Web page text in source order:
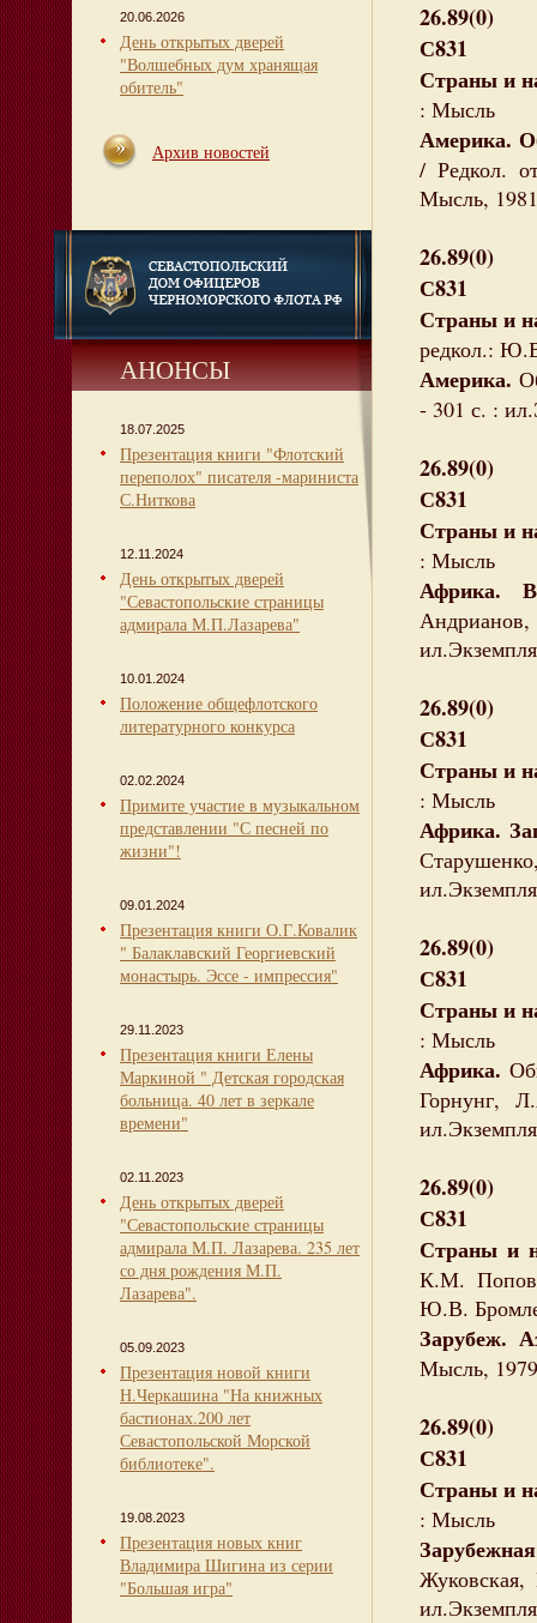
20.06.2026
День открытых дверей
"Волшебных дум хранящая
обитель"
Архив новостей
АНОНСЫ
18.07.2025
Презентация книги "Флотский
переполох" писателя -мариниста
С.Ниткова
12.11.2024
День открытых дверей
"Севастопольские страницы
адмирала М.П.Лазарева"
10.01.2024
Положение общефлотского
литературного конкурса
02.02.2024
Примите участие в музыкальном
представлении "С песней по
жизни"!
09.01.2024
Презентация книги О.Г.Ковалик
" Балаклавский Георгиевский
монастырь. Эссе - импрессия"
29.11.2023
Презентация книги Елены
Маркиной " Детская городская
больница. 40 лет в зеркале
времени"
02.11.2023
День открытых дверей
"Севастопольские страницы
адмирала М.П. Лазарева. 235 лет
со дня рождения М.П.
Лазарева".
05.09.2023
Презентация новой книги
Н.Черкашина "На книжных
бастионах.200 лет
Севастопольской Морской
библиотеке".
19.08.2023
Презентация новых книг
Владимира Шигина из серии
"Большая игра"
26.89(0)
С831
Страны и
: Мысль
Америка.
/ Редкол.
Мысль,
26.89(0)
С831
Страны и
редкол.:
Америка.
- 301 с. :
26.89(0)
С831
Страны и
: Мысль
Африка.
26.89(0)
С831
Страны и
: Мысль
Африка.
26.89(0)
С831
Страны и
: Мысль
Африка.
Горнунг,
26.89(0)
С831
Страны и
К.М.
Ю.В.
Зарубеж.
Мысль,
26.89(0)
С831
Страны и
: Мысль